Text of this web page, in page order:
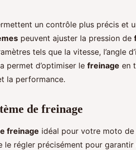
un contrôle plus précis et
peuvent ajuster la pression de
tels que la vitesse, l’angle
permet d’optimiser le freinage en
la performance.
de freinage
freinage idéal pour votre moto de
le régler précisément pour garantir